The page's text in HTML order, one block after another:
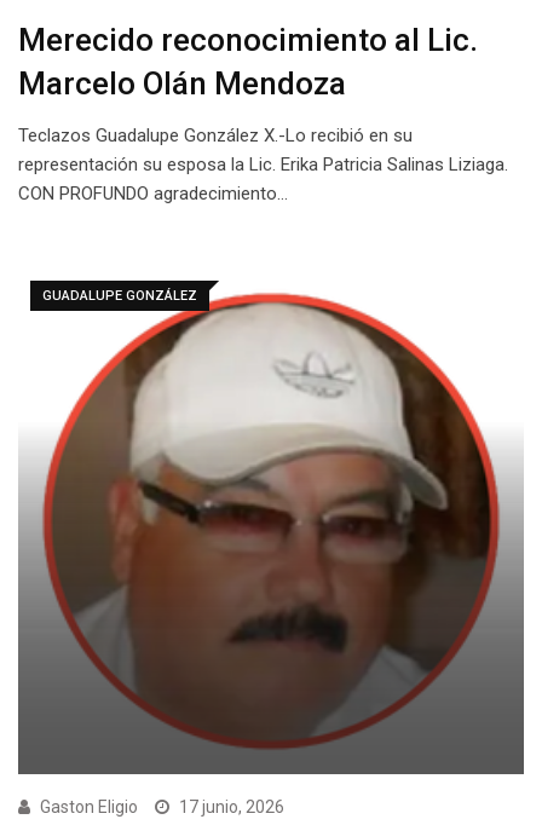
Merecido reconocimiento al Lic.
Marcelo Olán Mendoza
Teclazos Guadalupe González X.-Lo recibió en su
representación su esposa la Lic. Erika Patricia Salinas Liziaga.
CON PROFUNDO agradecimiento…
GUADALUPE GONZÁLEZ
Gaston Eligio 17 junio, 2026